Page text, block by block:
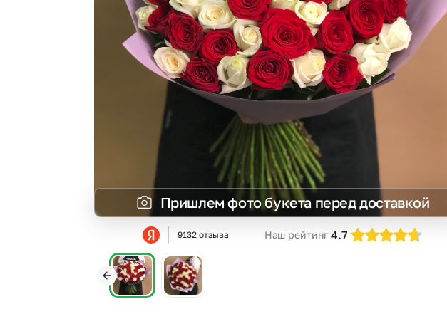
Гвоздики
Гипсофила
Гортензии
Ирисы
Сухоцветы
Фрезия
Эустома
Пришлем фото букета перед доставкой
9132 отзыва Наш рейтинг 4.7